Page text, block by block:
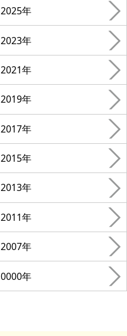
2025年
2023年
2021年
2019年
2017年
2015年
2013年
2011年
2007年
0000年